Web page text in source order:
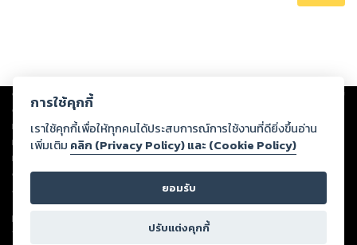
Copyright © 2026
ต่อผลงานหรือเนื้อหาใดที่อัปโหลดผ่านเว็บไซต์และปรากฏว่าละเมิดสิทธิใน
ทรัพย์สินทางปัญญาของบุคคลอื่นหรือขัดต่อกฎหมายและศีลธรรม ดังนั้น ผู้อ่าน
ทุกท่านโปรดใช้วิจารณญาณในการกลั่นกรองด้วยตนเอง และหากท่านพบว่าส่วน
หนึ่งส่วนใดขัดต่อกฎหมายและศีลธรรม กรุณาแจ้งมายังบริษัท เพื่อทีมงานจะได้
ดำเนินการในทันที ทั้งนี้ ทางสตอรี่ล็อกขอสงวนลิขสิทธิ์ตามพระราชบัญญัติ
ลิขสิทธิ์ พ.ศ. 2537 (ฉบับล่าสุด)
For support: member@ookbee.com
Version
การใช้คุกกี้
เราใช้คุกกี้เพื่อให้ทุกคนได้ประสบการณ์การใช้งานที่ดียิ่งขึ้นอ่าน
เพิ่มเติม คลิก (Privacy Policy) และ (Cookie Policy)
ยอมรับ
ปรับแต่งคุกกี้